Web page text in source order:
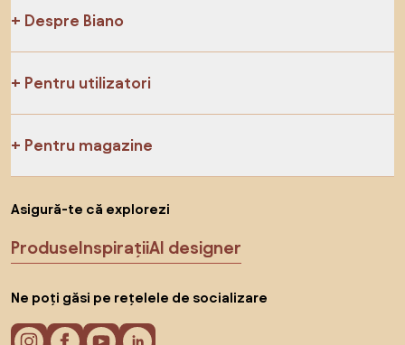
Despre Biano
Pentru utilizatori
Pentru magazine
Asigură-te că explorezi
ProduseInspirațiiAI designer
Ne poți găsi pe rețelele de socializare